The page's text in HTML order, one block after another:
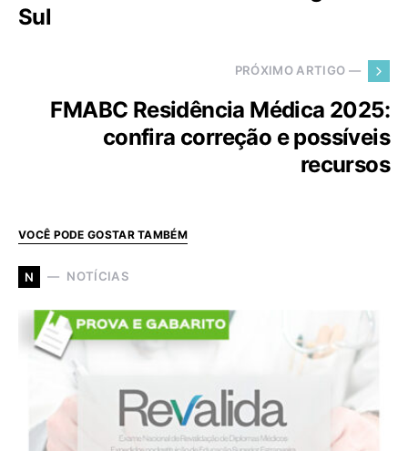
Sul
PRÓXIMO ARTIGO —
FMABC Residência Médica 2025:
confira correção e possíveis
recursos
VOCÊ PODE GOSTAR TAMBÉM
N NOTÍCIAS